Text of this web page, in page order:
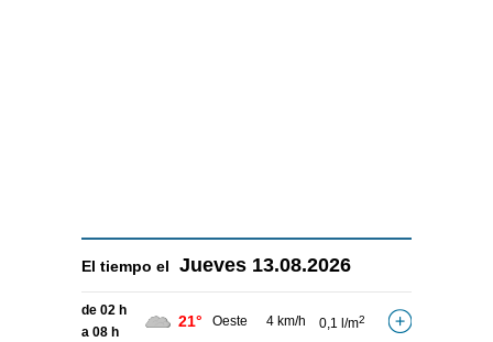
El tiempo el Jueves 13.08.2026
de 02 h
a 08 h
21° Oeste 4 km/h 0,1 l/m2